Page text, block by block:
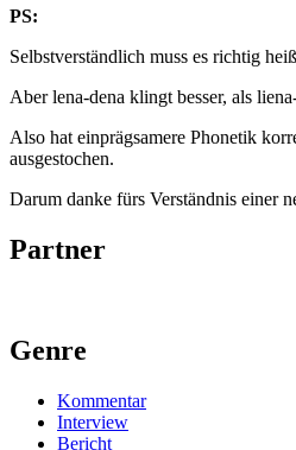
PS:
Selbstverständlich muss es richtig
Aber lena-dena klingt besser, als
Also hat einprägsamere Phonetik
ausgestochen.
Darum danke fürs Verständnis einer
Partner
Genre
Kommentar
Interview
Bericht